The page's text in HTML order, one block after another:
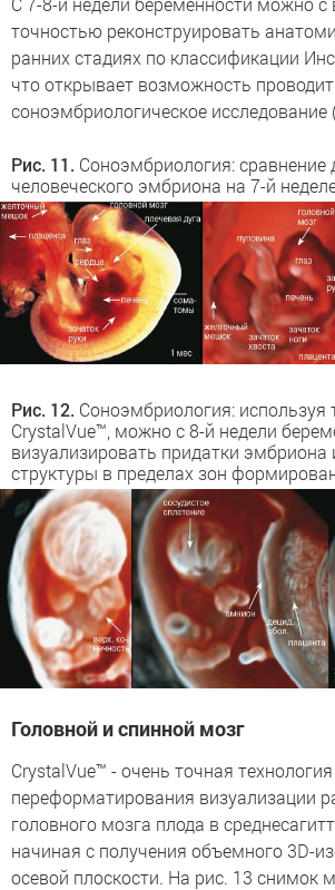
точностью реконструировать
ранних стадиях по классификации
что открывает возможность
соноэмбриологическое исследование
Рис. 11. Соноэмбриология:
человеческого эмбриона на 7-й
Рис. 12. Соноэмбриология: используя
CrystalVue™, можно с 8-й недели
визуализировать придатки
структуры в пределах зон
Головной и спинной мозг
CrystalVue™ - очень точная технология
переформатирования визуализации
головного мозга плода в
начиная с получения объемного 3D-
осевой плоскости. На рис. 13 снимок